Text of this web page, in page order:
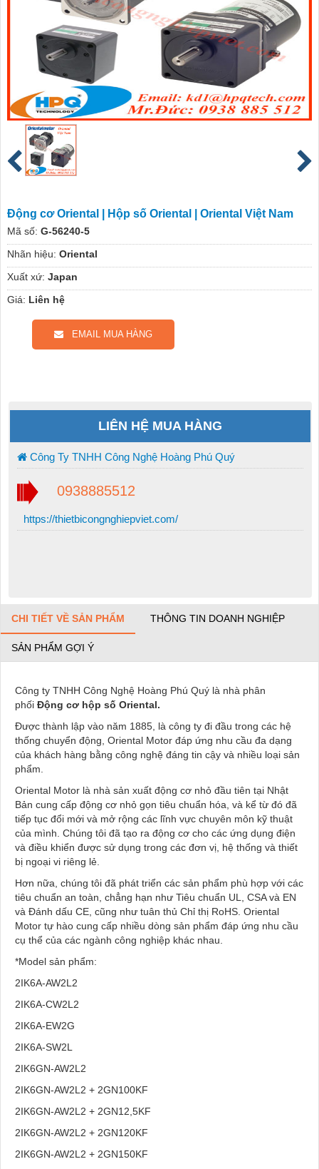
Động cơ Oriental | Hộp số Oriental | Oriental Việt Nam
Mã số: G-56240-5
Nhãn hiệu: Oriental
Xuất xứ: Japan
Giá: Liên hệ
EMAIL MUA HÀNG
LIÊN HỆ MUA HÀNG
Công Ty TNHH Công Nghệ Hoàng Phú Quý
0938885512
https://thietbicongnghiepviet.com/
CHI TIẾT VỀ SẢN PHẨM THÔNG TIN DOANH NGHIỆP
SẢN PHẨM GỢI Ý
Công ty TNHH Công Nghệ Hoàng Phú Quý là nhà phân
phối Động cơ hộp số Oriental.
Được thành lập vào năm 1885, là công ty đi đầu trong các hệ
thống chuyển động, Oriental Motor đáp ứng nhu cầu đa dạng
của khách hàng bằng công nghệ đáng tin cậy và nhiều loại sản
phẩm.
Oriental Motor là nhà sản xuất động cơ nhỏ đầu tiên tại Nhật
Bản cung cấp động cơ nhỏ gọn tiêu chuẩn hóa, và kể từ đó đã
tiếp tục đổi mới và mở rộng các lĩnh vực chuyên môn kỹ thuật
của mình. Chúng tôi đã tạo ra động cơ cho các ứng dụng điện
và điều khiển được sử dụng trong các đơn vị, hệ thống và thiết
bị ngoại vi riêng lẻ.
Hơn nữa, chúng tôi đã phát triển các sản phẩm phù hợp với các
tiêu chuẩn an toàn, chẳng hạn như Tiêu chuẩn UL, CSA và EN
và Đánh dấu CE, cũng như tuân thủ Chỉ thị RoHS. Oriental
Motor tự hào cung cấp nhiều dòng sản phẩm đáp ứng nhu cầu
cụ thể của các ngành công nghiệp khác nhau.
*Model sản phẩm:
2IK6A-AW2L2
2IK6A-CW2L2
2IK6A-EW2G
2IK6A-SW2L
2IK6GN-AW2L2
2IK6GN-AW2L2 + 2GN100KF
2IK6GN-AW2L2 + 2GN12,5KF
2IK6GN-AW2L2 + 2GN120KF
2IK6GN-AW2L2 + 2GN150KF